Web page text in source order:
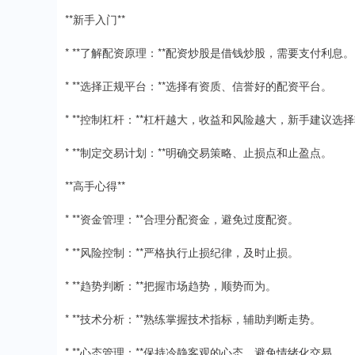
**新手入门**
* **了解配资原理：**配资炒股是借钱炒股，需要支付利息。
* **选择正规平台：**选择有资质、信誉好的配资平台。
* **控制杠杆：**杠杆越大，收益和风险越大，新手建议选择
* **制定交易计划：**明确交易策略、止损点和止盈点。
**高手心得**
* **资金管理：**合理分配资金，避免过度配资。
* **风险控制：**严格执行止损纪律，及时止损。
* **趋势判断：**把握市场趋势，顺势而为。
* **技术分析：**熟练掌握技术指标，辅助判断走势。
* **心态管理：**保持冷静客观的心态，避免情绪化交易。